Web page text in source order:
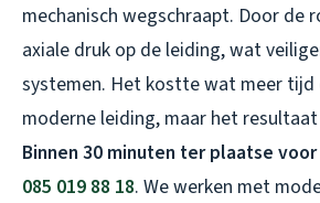
mechanisch wegschraapt. Door de
axiale druk op de leiding, wat
systemen. Het kostte wat meer tijd
moderne leiding, maar het
Binnen 30 minuten ter plaatse
085 019 88 18. We werken met